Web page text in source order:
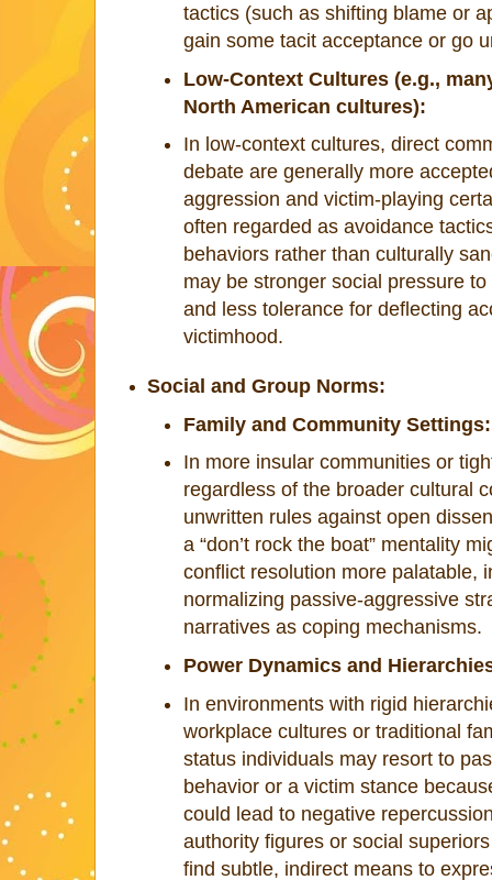
tactics (such as shifting blame or
gain some tacit acceptance or go
Low-Context Cultures (e.g.,
North American cultures):
In low-context cultures, direct
debate are generally more
aggression and victim-playing
often regarded as avoidance
behaviors rather than culturally
may be stronger social pressure to
and less tolerance for deflecting
victimhood.
Social and Group Norms:
Family and Community Settings:
In more insular communities or
regardless of the broader cultural
unwritten rules against open
a “don’t rock the boat” mentality
conflict resolution more palatable,
normalizing passive-aggressive
narratives as coping mechanisms.
Power Dynamics and
In environments with rigid
workplace cultures or traditional
status individuals may resort to
behavior or a victim stance
could lead to negative
authority figures or social
find subtle, indirect means to